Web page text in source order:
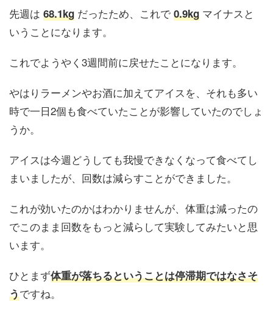
先週は 68.1kg だったため、これで 0.9kg マイナスと
いうことになります。
これでようやく3週間前に戻せたことになります。
やはりラーメンやお酒に加えてアイスを、それも多い
時で一日2個も食べていたことが影響していたのでしょ
うか。
アイスは今週どうしても我慢できなくなって食べてし
まいましたが、回数は減らすことができました。
これが効いたのかはわかりませんが、体重は減ったの
でこのまま回数をもっと減らして実験してみたいと思
います。
ひとまず体重が落ちるということは停滞期ではなさそ
うですね。